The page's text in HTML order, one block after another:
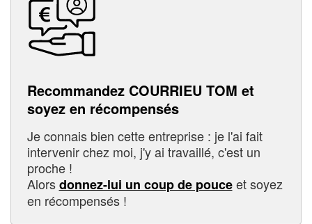
Recommandez COURRIEU TOM et
soyez en récompensés
Je connais bien cette entreprise : je l'ai fait
intervenir chez moi, j'y ai travaillé, c'est un
proche !
Alorsdonnez-lui un coup de pouceet soyez
en récompensés !